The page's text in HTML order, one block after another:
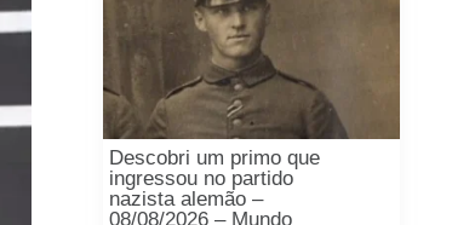
Descobri um primo que
ingressou no partido
nazista alemão –
08/08/2026 – Mundo